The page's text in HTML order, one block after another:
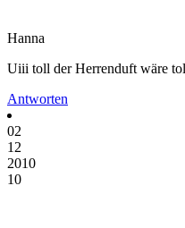
Hanna
Uiii toll der Herrenduft wäre
Antworten
02
12
2010
10